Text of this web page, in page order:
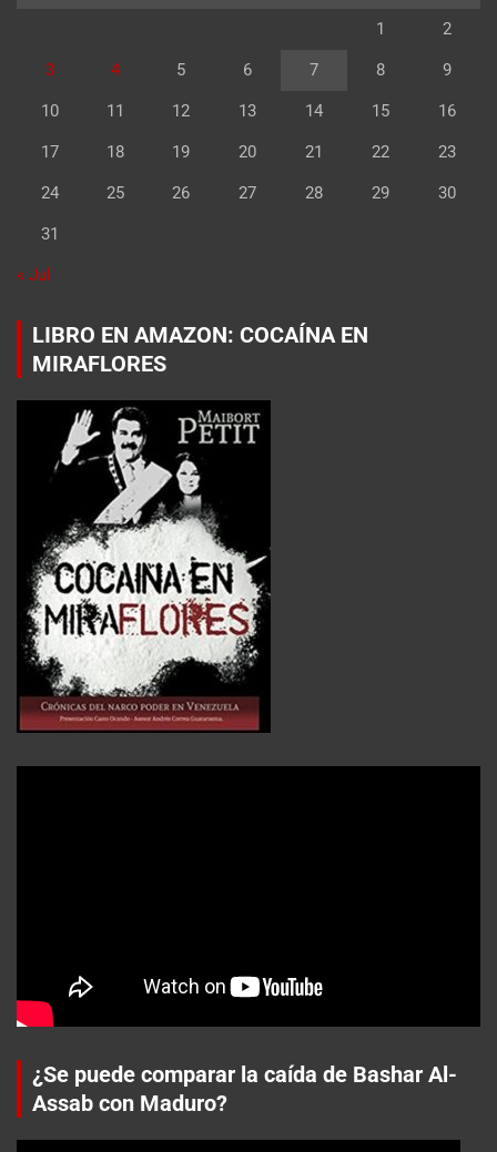
1 2
3 4 5 6 7 8 9
10 11 12 13 14 15 16
17 18 19 20 21 22 23
24 25 26 27 28 29 30
31
« Jul
LIBRO EN AMAZON: COCAÍNA EN
MIRAFLORES
¿Se puede comparar la caída de Bashar Al-
Assab con Maduro?